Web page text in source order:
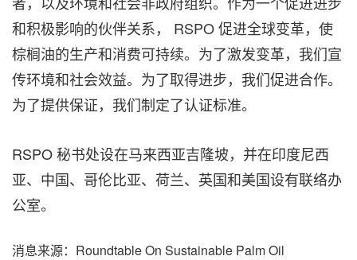
和积极影响的伙伴关系， RSPO 促进全球变革，使
棕榈油的生产和消费可持续。为了激发变革，我们宣
传环境和社会效益。为了取得进步，我们促进合作。
为了提供保证，我们制定了认证标准。
RSPO 秘书处设在马来西亚吉隆坡，并在印度尼西
亚、中国、哥伦比亚、荷兰、英国和美国设有联络办
公室。
消息来源：Roundtable On Sustainable Palm Oil